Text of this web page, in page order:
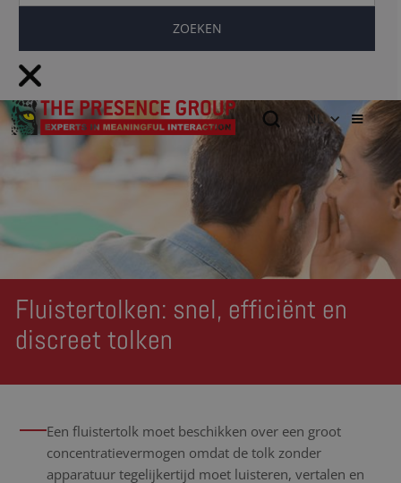
NL
Fluistertolken: snel, efficiënt en
discreet tolken
Een fluistertolk moet beschikken over een groot
concentratievermogen omdat de tolk zonder
apparatuur tegelijkertijd moet luisteren, vertalen en